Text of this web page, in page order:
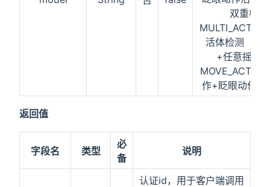
双重检
活体检测（当
+任意摇头
作+眨眼动作活
返回值
字段名 类型
必
备
说明
认证id，用于客户端调用